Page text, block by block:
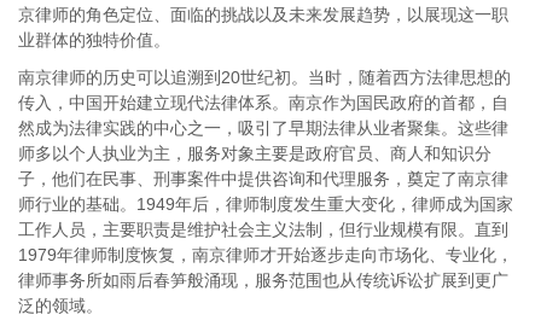
京律师的角色定位、面临的挑战以及未来发展趋势，以展现这一职
业群体的独特价值。
南京律师的历史可以追溯到20世纪初。当时，随着西方法律思想的
传入，中国开始建立现代法律体系。南京作为国民政府的首都，自
然成为法律实践的中心之一，吸引了早期法律从业者聚集。这些律
师多以个人执业为主，服务对象主要是政府官员、商人和知识分
子，他们在民事、刑事案件中提供咨询和代理服务，奠定了南京律
师行业的基础。1949年后，律师制度发生重大变化，律师成为国家
工作人员，主要职责是维护社会主义法制，但行业规模有限。直到
1979年律师制度恢复，南京律师才开始逐步走向市场化、专业化，
律师事务所如雨后春笋般涌现，服务范围也从传统诉讼扩展到更广
泛的领域。